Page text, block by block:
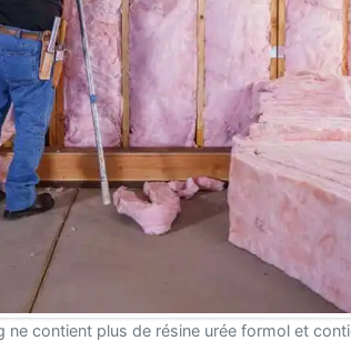
ne contient plus de résine urée formol et